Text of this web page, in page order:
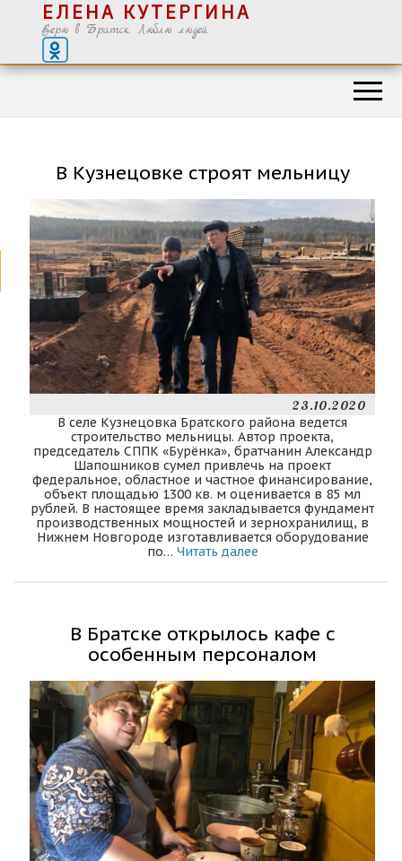
ЕЛЕНА КУТЕРГИНА
Верю в Братск. Люблю людей.
В Кузнецовке строят мельницу
23.10.2020
В селе Кузнецовка Братского района ведется
строительство мельницы. Автор проекта,
председатель СППК «Бурёнка», братчанин Александр
Шапошников сумел привлечь на проект
федеральное, областное и частное финансирование,
объект площадью 1300 кв. м оценивается в 85 мл
рублей. В настоящее время закладывается фундамент
производственных мощностей и зернохранилищ, в
Нижнем Новгороде изготавливается оборудование
по… Читать далее
В Братске открылось кафе с
особенным персоналом